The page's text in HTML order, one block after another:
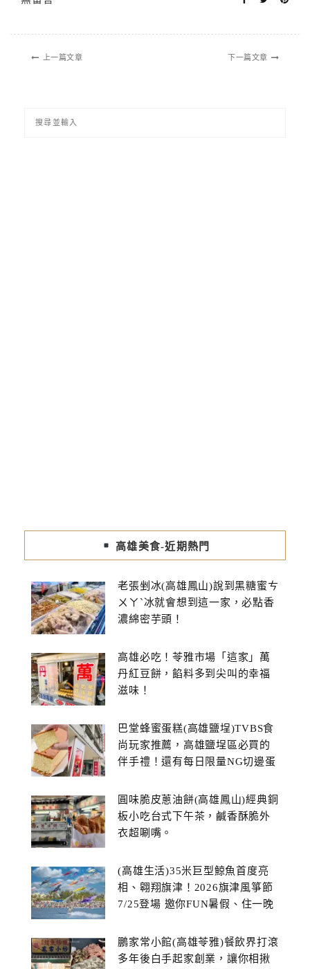
上一篇文章 下一篇文章
高雄美食-近期熱門
老張剉冰(高雄鳳山)說到黑糖蜜ㄘ
ㄨㄚˋ冰就會想到這一家，必點香
濃綿密芋頭！
高雄必吃！苓雅市場「這家」萬
丹紅豆餅，餡料多到尖叫的幸福
滋味！
巴堂蜂蜜蛋糕(高雄鹽埕)TVBS食
尚玩家推薦，高雄鹽埕區必買的
伴手禮！還有每日限量NG切邊蛋
圓味脆皮蔥油餅(高雄鳳山)經典銅
板小吃台式下午茶，鹹香酥脆外
衣超唰嘴。
(高雄生活)35米巨型鯨魚首度亮
相、翱翔旗津！2026旗津風箏節
7/25登場 邀你FUN暑假、住一晚
鵬家常小館(高雄苓雅)餐飲界打滾
多年後白手起家創業，讓你相揪